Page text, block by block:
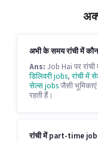
अभी के समय रांची में
Ans: Job Hai पर
डिलिवरी jobs,रांची में
सेल्स jobsजैसी
रहती हैं।
रांची में part-time jobs